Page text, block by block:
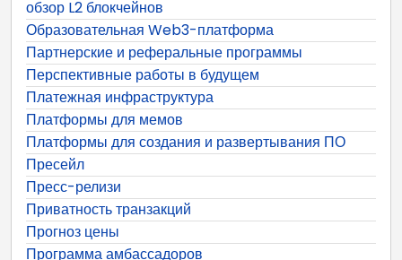
обзор L2 блокчейнов
Образовательная Web3-платформа
Партнерские и реферальные программы
Перспективные работы в будущем
Платежная инфраструктура
Платформы для мемов
Платформы для создания и развертывания ПО
Пресейл
Пресс-релизи
Приватность транзакций
Прогноз цены
Программа амбассадоров